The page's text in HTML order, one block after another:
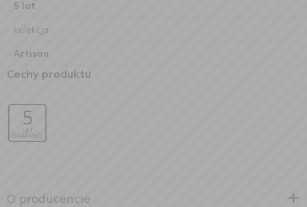
5 lat
kolekcja
Artisan
Cechy produktu
O producencie